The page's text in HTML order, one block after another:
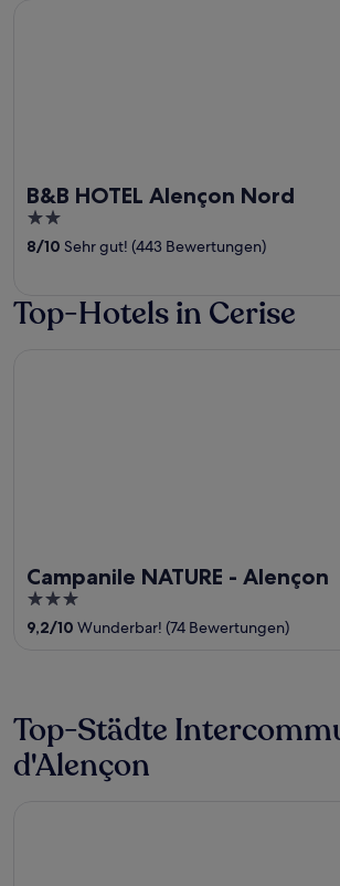
B&B HOTEL Alençon Nord
2
out
8/10 Sehr gut! (443 Bewertungen)
Top-Hotels in Cerise
Campanile NATURE - Alençon
3
out
9,2/10 Wunderbar! (74 Bewertungen)
Top-Städte
d'Alençon